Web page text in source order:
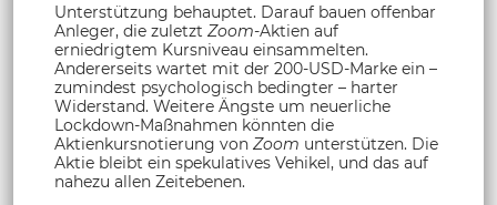
Unterstützung behauptet. Darauf bauen offenbar
Anleger, die zuletzt Zoom-Aktien auf
erniedrigtem Kursniveau einsammelten.
Andererseits wartet mit der 200-USD-Marke ein –
zumindest psychologisch bedingter – harter
Widerstand. Weitere Ängste um neuerliche
Lockdown-Maßnahmen könnten die
Aktienkursnotierung von Zoom unterstützen. Die
Aktie bleibt ein spekulatives Vehikel, und das auf
nahezu allen Zeitebenen.